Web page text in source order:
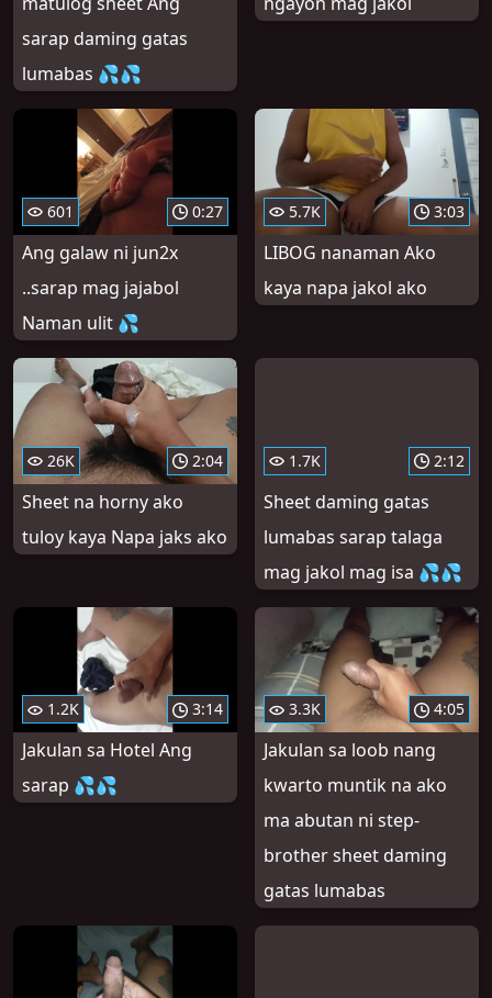
sarap daming gatas
lumabas 💦💦
601 0:27
Ang galaw ni jun2x
..sarap mag jajabol
Naman ulit 💦
5.7K 3:03
LIBOG nanaman Ako
kaya napa jakol ako
26K 2:04
Sheet na horny ako
tuloy kaya Napa jaks ako
1.7K 2:12
Sheet daming gatas
lumabas sarap talaga
mag jakol mag isa 💦💦
1.2K 3:14
Jakulan sa Hotel Ang
sarap 💦💦
3.3K 4:05
Jakulan sa loob nang
kwarto muntik na ako
ma abutan ni step-
brother sheet daming
gatas lumabas